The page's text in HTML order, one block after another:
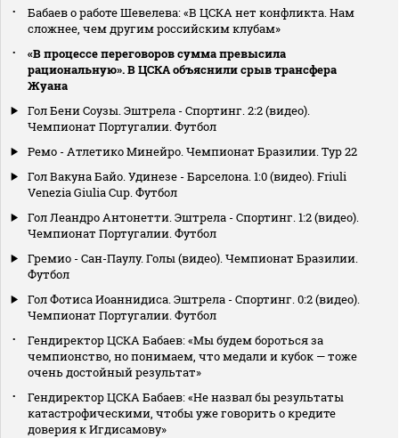
Бабаев о работе Шевелева: «В ЦСКА нет конфликта. Нам
сложнее, чем другим российским клубам»
«В процессе переговоров сумма превысила
рациональную». В ЦСКА объяснили срыв трансфера
Жуана
Гол Бени Соузы. Эштрела - Спортинг. 2:2 (видео).
Чемпионат Португалии. Футбол
Ремо - Атлетико Минейро. Чемпионат Бразилии. Тур 22
Гол Вакуна Байо. Удинезе - Барселона. 1:0 (видео). Friuli
Venezia Giulia Cup. Футбол
Гол Леандро Антонетти. Эштрела - Спортинг. 1:2 (видео).
Чемпионат Португалии. Футбол
Гремио - Сан-Паулу. Голы (видео). Чемпионат Бразилии.
Футбол
Гол Фотиса Иоаннидиса. Эштрела - Спортинг. 0:2 (видео).
Чемпионат Португалии. Футбол
Гендиректор ЦСКА Бабаев: «Мы будем бороться за
чемпионство, но понимаем, что медали и кубок — тоже
очень достойный результат»
Гендиректор ЦСКА Бабаев: «Не назвал бы результаты
катастрофическими, чтобы уже говорить о кредите
доверия к Игдисамову»